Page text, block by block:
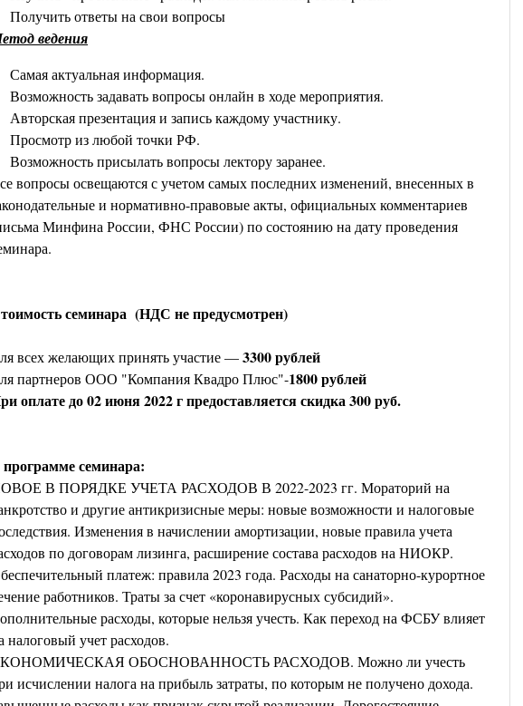
Получить ответы на свои вопросы
ведения
Самая актуальная информация.
Возможность задавать вопросы онлайн в ходе мероприятия.
Авторская презентация и запись каждому участнику.
Просмотр из любой точки РФ.
Возможность присылать вопросы лектору заранее.
вопросы освещаются с учетом самых последних изменений, внесенных в
и нормативно-правовые акты, официальных комментариев
Минфина России, ФНС России) по состоянию на дату проведения
семинара (НДС не предусмотрен)
всех желающих принять участие —3300 рублей
партнеров ООО "Компания Квадро Плюс"-1800 рублей
оплате до 02 июня 2022 г предоставляется скидка 300 руб.
семинара:
В ПОРЯДКЕ УЧЕТА РАСХОДОВ В 2022-2023 гг. Мораторий на
и другие антикризисные меры: новые возможности и налоговые
Изменения в начислении амортизации, новые правила учета
по договорам лизинга, расширение состава расходов на НИОКР.
платеж: правила 2023 года. Расходы на санаторно-курортное
работников. Траты за счет «коронавирусных субсидий».
расходы, которые нельзя учесть. Как переход на ФСБУ влияет
налоговый учет расходов.
ОБОСНОВАННОСТЬ РАСХОДОВ. Можно ли учесть
исчислении налога на прибыль затраты, по которым не получено дохода.